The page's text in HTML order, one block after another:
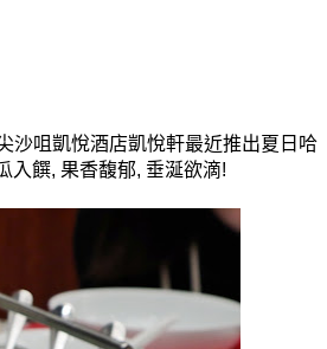
沙咀凱悅酒店凱悅軒最近推出夏日哈
入饌, 果香馥郁, 垂涎欲滴!